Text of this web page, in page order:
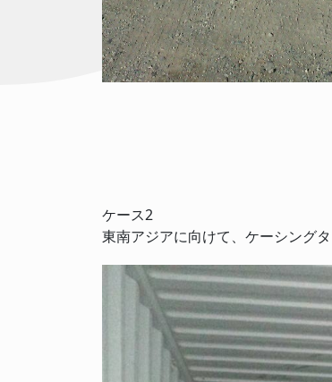
ケース2
東南アジアに向けて、ケーシング